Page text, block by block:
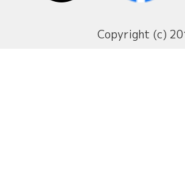
Copyright (c)